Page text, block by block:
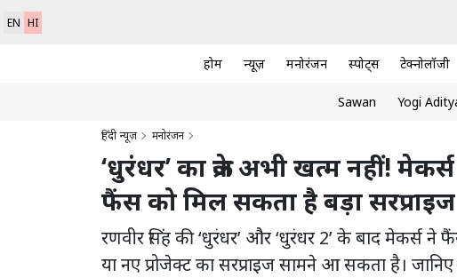
EN HI
होम न्यूज़ मनोरंजन स्पोर्ट्स टेक्नोलॉजी
Sawan Yogi
हिंदी न्यूज़ मनोरंजन
‘धुरंधर’ का क्रेज अभी खत्म नहीं!
फैंस को मिल सकता है बड़ा सरप्राइज
रणवीर सिंह की ‘धुरंधर’ और ‘धुरंधर 2’ के बाद मेकर्स
या नए प्रोजेक्ट का सरप्राइज सामने आ सकता है। जानिए